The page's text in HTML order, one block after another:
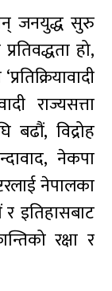
जनयुद्ध सुरु
हो,
राज्यसत्ता
बढौं, विद्रोह
नेकपा
नेपालका
इतिहासबाट
रक्षा र